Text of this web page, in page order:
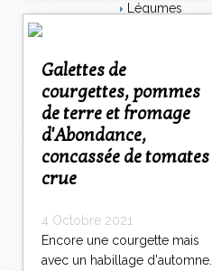
Galettes de
courgettes, pommes
de terre et fromage
d'Abondance,
concassée de tomates
crue
4 Octobre 2021
Encore une courgette mais
avec un habillage d'automne.
Légumes
Viande
Tarte
Épices
Fruits
Soupe
Champignons
Chocolat
Pâtes